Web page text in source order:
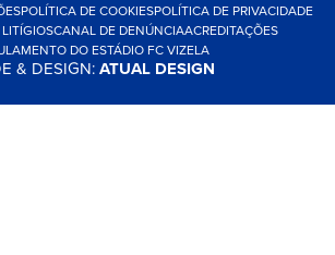
POLÍTICA DE COOKIESPOLÍTICA DE PRIVACIDADE
CANAL DE DENÚNCIAACREDITAÇÕES
DO ESTÁDIO FC VIZELA
& DESIGN:ATUAL DESIGN